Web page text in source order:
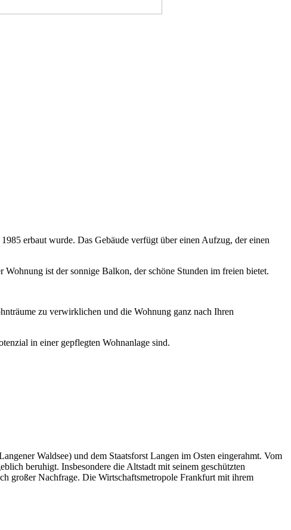
erbaut wurde. Das Gebäude verfügt über einen Aufzug, der einen
ist der sonnige Balkon, der schöne Stunden im freien bietet.
zu verwirklichen und die Wohnung ganz nach Ihren
in einer gepflegten Wohnanlage sind.
Waldsee) und dem Staatsforst Langen im Osten eingerahmt. Vom
beruhigt. Insbesondere die Altstadt mit seinem geschützten
großer Nachfrage. Die Wirtschaftsmetropole Frankfurt mit ihrem